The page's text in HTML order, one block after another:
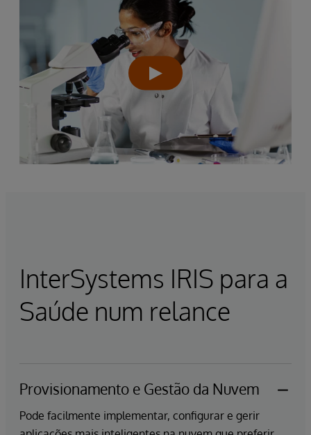
InterSystems IRIS para a
Saúde num relance
Provisionamento e Gestão da Nuvem
Pode facilmente implementar, configurar e gerir